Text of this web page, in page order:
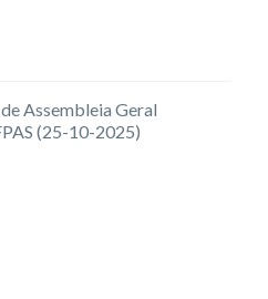
Assembleia Geral
(25-10-2025)